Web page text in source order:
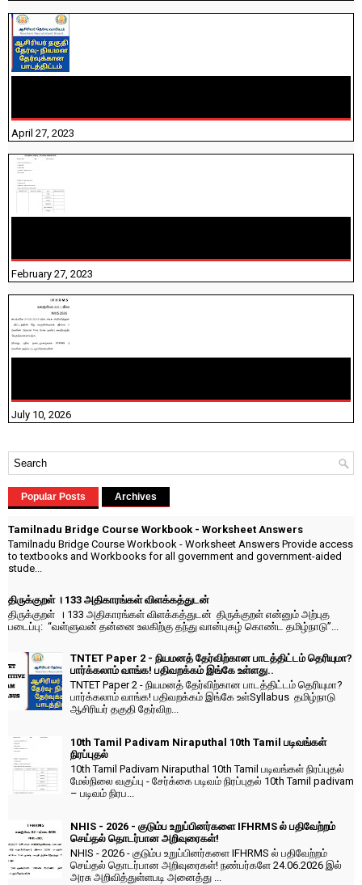
April 27, 2023
February 27, 2023
July 10, 2026
Popular Posts Archives
Tamilnadu Bridge Course Workbook - Worksheet Answers
Tamilnadu Bridge Course Workbook - Worksheet Answers Provide access
to textbooks and Workbooks for all government and government-aided
stude...
திருக்குறள் । 133 அதிகாரங்கள் விளக்கத்துடன்
திருக்குறள் । 133 அதிகாரங்கள் விளக்கத்துடன் திருக்குறள் என்னும் அற்புத
படைப்பு: “வள்ளுவன் தன்னை உலகிற்கு தந்து வான்புகழ் கொண்ட தமிழ்நாடு”...
TNTET Paper 2 - நியமனத் தேர்விற்கான பாடத்திட்டம் தெரியுமா?
பார்க்கலாம் வாங்க! பதிவறக்கம் இங்கே உள்ளது..
TNTET Paper 2 - நியமனத் தேர்விற்கான பாடத்திட்டம் தெரியுமா?
பார்க்கலாம் வாங்க! பதிவறக்கம் இங்கே உள்Syllabus தமிழ்நாடு
ஆசிரியர் தகுதி தேர்விற...
10th Tamil Padivam Niraputhal 10th Tamil படிவங்கள்
நிரப்புதல்
10th Tamil Padivam Niraputhal 10th Tamil படிவங்கள் நிரப்புதல்
மேல்நிலை வகுப்பு - சேர்க்கை படிவம் நிரப்புதல் 10th Tamil padivam
– படிவம் நிரப...
NHIS - 2026 - குடும்ப உறுப்பினர்களை IFHRMS ல் பதிவேற்றம்
செய்தல் தொடர்பான அறிவுரைகள்!
NHIS - 2026 - குடும்ப உறுப்பினர்களை IFHRMS ல் பதிவேற்றம்
செய்தல் தொடர்பான அறிவுரைகள்! நண்பர்களே 24.06.2026 இல்
அரசு அறிவித்துள்ளபடி அனைத்து ...